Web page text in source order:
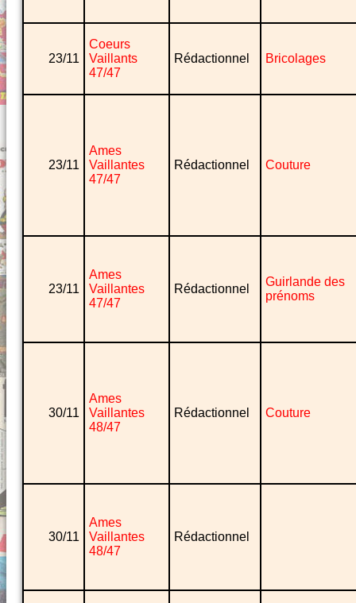
23/11
Coeurs
Vaillants
47/47
Rédactionnel Bricolages
23/11
Ames
Vaillantes
47/47
Rédactionnel Couture
23/11
Ames
Vaillantes
47/47
Rédactionnel
Guirlande des
prénoms
30/11
Ames
Vaillantes
48/47
Rédactionnel Couture
30/11
Ames
Vaillantes
48/47
Rédactionnel